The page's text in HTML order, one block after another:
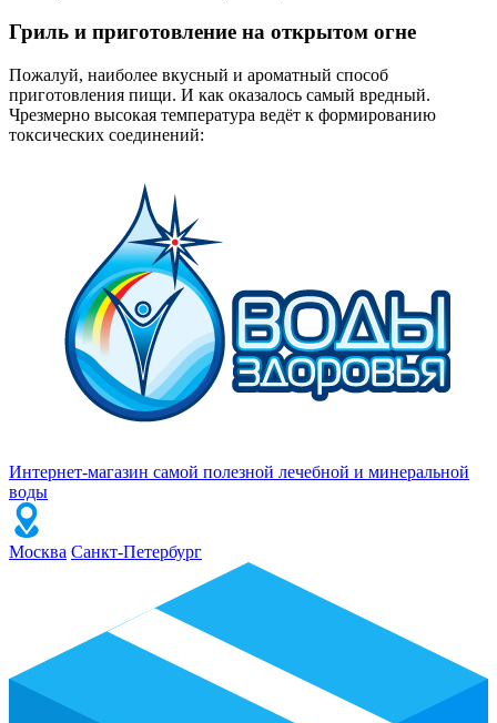
Гриль и приготовление на открытом огне
Пожалуй, наиболее вкусный и ароматный способ
приготовления пищи. И как оказалось самый вредный.
Чрезмерно высокая температура ведёт к формированию
токсических соединений:
Интернет-магазин самой полезной лечебной и минеральной
воды
Москва Санкт-Петербург